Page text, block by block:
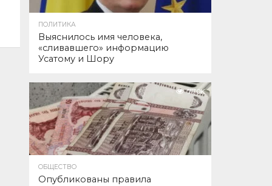
ПОЛИТИКА
Выяснилось имя человека,
«сливавшего» информацию
Усатому и Шору
77.0K
ОБЩЕСТВО
Опубликованы правила